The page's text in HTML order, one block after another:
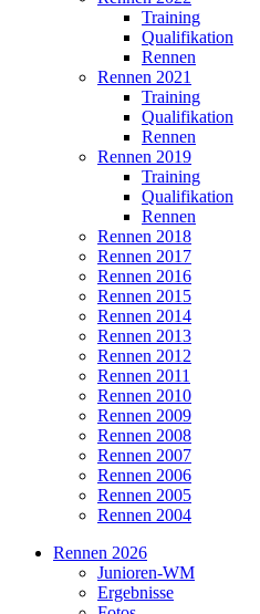
Training
Qualifikation
Rennen
Rennen 2021
Training
Qualifikation
Rennen
Rennen 2019
Training
Qualifikation
Rennen
Rennen 2018
Rennen 2017
Rennen 2016
Rennen 2015
Rennen 2014
Rennen 2013
Rennen 2012
Rennen 2011
Rennen 2010
Rennen 2009
Rennen 2008
Rennen 2007
Rennen 2006
Rennen 2005
Rennen 2004
Rennen 2026
Junioren-WM
Ergebnisse